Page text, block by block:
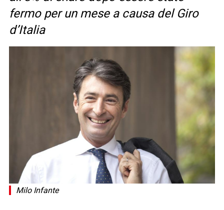
fermo per un mese a causa del Giro
d’Italia
Milo Infante